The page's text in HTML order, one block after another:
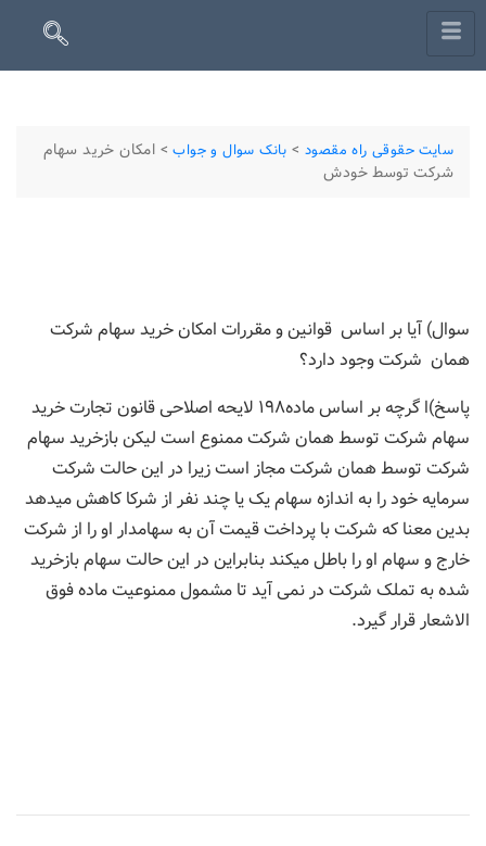
سایت حقوقی راه مقصود > بانک سوال و جواب> امکان خرید سهام
شرکت توسط خودش
سوال) آیا بر اساس قوانین و مقررات امکان خرید سهام شرکت
همان شرکت وجود دارد؟
پاسخ)ا گرچه بر اساس ماده۱۹۸ لایحه اصلاحی قانون تجارت خرید
سهام شرکت توسط همان شرکت ممنوع است لیکن بازخرید سهام
شرکت توسط همان شرکت مجاز است زیرا در این حالت شرکت
سرمایه خود را به اندازه سهام یک یا چند نفر از شرکا کاهش میدهد
بدین معنا که شرکت با پرداخت قیمت آن به سهامدار او را از شرکت
خارج و سهام او را باطل میکند بنابراین در این حالت سهام بازخرید
شده به تملک شرکت در نمی آید تا مشمول ممنوعیت ماده فوق
الاشعار قرار گیرد.